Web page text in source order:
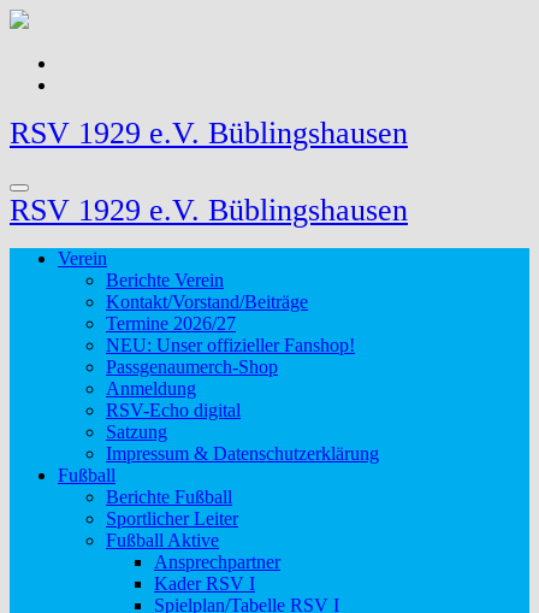
Zum
springen
RSV 1929 e.V. Büblingshausen
RSV 1929 e.V. Büblingshausen
Verein
Berichte Verein
Kontakt/Vorstand/Beiträge
Termine 2026/27
NEU: Unser offizieller Fanshop!
Passgenaumerch-Shop
Anmeldung
RSV-Echo digital
Satzung
Impressum & Datenschutzerklärung
Fußball
Berichte Fußball
Sportlicher Leiter
Fußball Aktive
Ansprechpartner
Kader RSV I
Spielplan/Tabelle RSV I